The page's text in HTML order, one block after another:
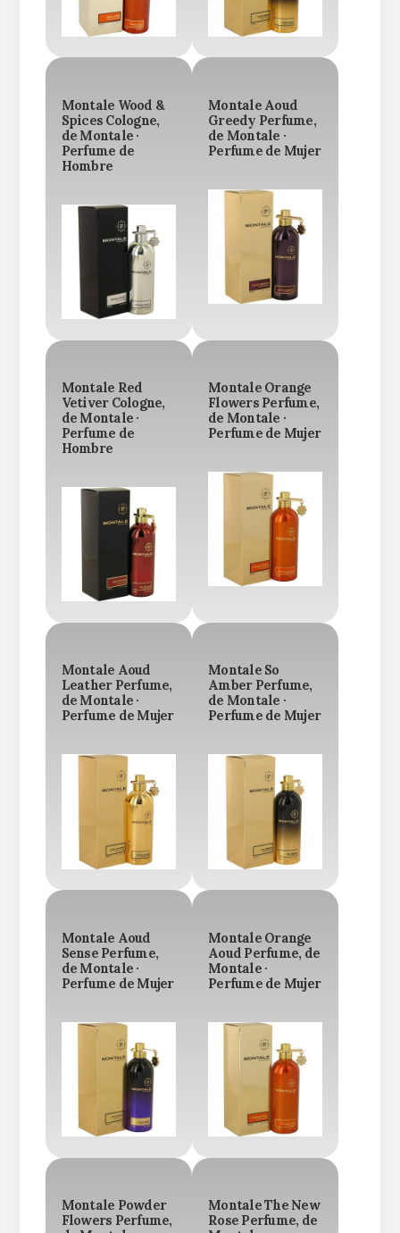
Montale Wood &
Spices Cologne,
de Montale ·
Perfume de
Hombre
Montale Aoud
Greedy Perfume,
de Montale ·
Perfume de Mujer
Montale Red
Vetiver Cologne,
de Montale ·
Perfume de
Hombre
Montale Orange
Flowers Perfume,
de Montale ·
Perfume de Mujer
Montale Aoud
Leather Perfume,
de Montale ·
Perfume de Mujer
Montale So
Amber Perfume,
de Montale ·
Perfume de Mujer
Montale Aoud
Sense Perfume,
de Montale ·
Perfume de Mujer
Montale Orange
Aoud Perfume, de
Montale ·
Perfume de Mujer
Montale Powder
Flowers Perfume,
Montale The New
Rose Perfume, de